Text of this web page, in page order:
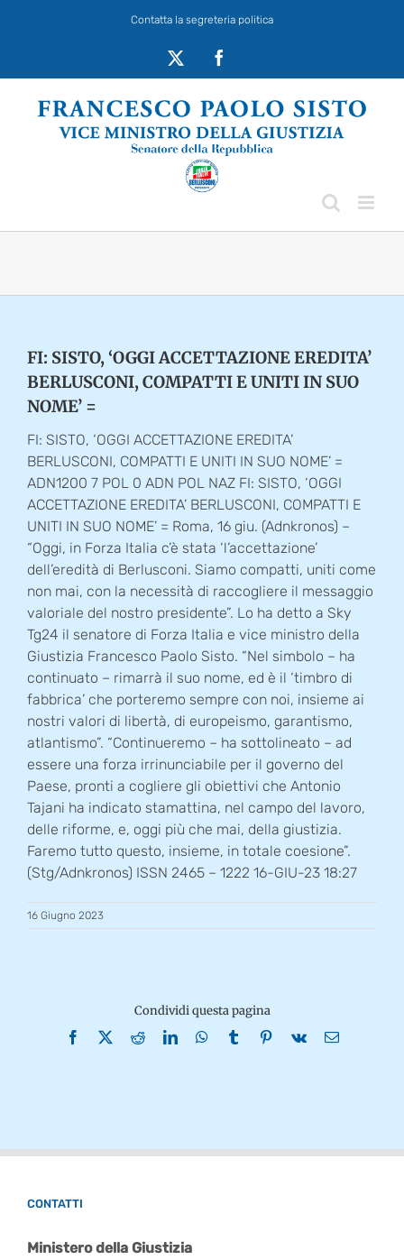
Contatta la segreteria politica
FI: SISTO, ‘OGGI ACCETTAZIONE EREDITA’
BERLUSCONI, COMPATTI E UNITI IN SUO
NOME’ =
FI: SISTO, ‘OGGI ACCETTAZIONE EREDITA’
BERLUSCONI, COMPATTI E UNITI IN SUO NOME’ =
ADN1200 7 POL 0 ADN POL NAZ FI: SISTO, ‘OGGI
ACCETTAZIONE EREDITA’ BERLUSCONI, COMPATTI E
UNITI IN SUO NOME’ = Roma, 16 giu. (Adnkronos) –
“Oggi, in Forza Italia c’è stata ‘l’accettazione’
dell’eredità di Berlusconi. Siamo compatti, uniti come
non mai, con la necessità di raccogliere il messaggio
valoriale del nostro presidente”. Lo ha detto a Sky
Tg24 il senatore di Forza Italia e vice ministro della
Giustizia Francesco Paolo Sisto. “Nel simbolo – ha
continuato – rimarrà il suo nome, ed è il ‘timbro di
fabbrica’ che porteremo sempre con noi, insieme ai
nostri valori di libertà, di europeismo, garantismo,
atlantismo”. “Continueremo – ha sottolineato – ad
essere una forza irrinunciabile per il governo del
Paese, pronti a cogliere gli obiettivi che Antonio
Tajani ha indicato stamattina, nel campo del lavoro,
delle riforme, e, oggi più che mai, della giustizia.
Faremo tutto questo, insieme, in totale coesione”.
(Stg/Adnkronos) ISSN 2465 – 1222 16-GIU-23 18:27
16 Giugno 2023
Condividi questa pagina
Facebook
X RedditLinkedInWhatsApp
TumblrPinterest
Vk Email
CONTATTI
Ministero della Giustizia